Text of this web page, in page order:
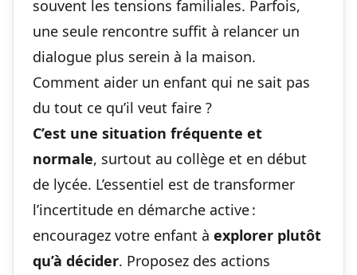
souvent les tensions familiales. Parfois,
une seule rencontre suffit à relancer un
dialogue plus serein à la maison.
Comment aider un enfant qui ne sait pas
du tout ce qu’il veut faire ?
C’est une situation fréquente et
normale, surtout au collège et en début
de lycée. L’essentiel est de transformer
l’incertitude en démarche active :
encouragez votre enfant à explorer plutôt
qu’à décider. Proposez des actions